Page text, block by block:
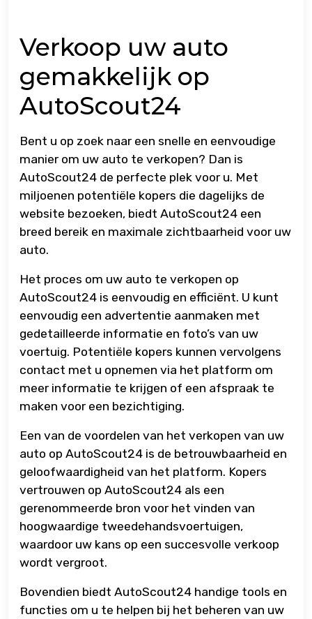
Verkoop uw auto
gemakkelijk op
AutoScout24
Bent u op zoek naar een snelle en eenvoudige
manier om uw auto te verkopen? Dan is
AutoScout24 de perfecte plek voor u. Met
miljoenen potentiële kopers die dagelijks de
website bezoeken, biedt AutoScout24 een
breed bereik en maximale zichtbaarheid voor uw
auto.
Het proces om uw auto te verkopen op
AutoScout24 is eenvoudig en efficiënt. U kunt
eenvoudig een advertentie aanmaken met
gedetailleerde informatie en foto’s van uw
voertuig. Potentiële kopers kunnen vervolgens
contact met u opnemen via het platform om
meer informatie te krijgen of een afspraak te
maken voor een bezichtiging.
Een van de voordelen van het verkopen van uw
auto op AutoScout24 is de betrouwbaarheid en
geloofwaardigheid van het platform. Kopers
vertrouwen op AutoScout24 als een
gerenommeerde bron voor het vinden van
hoogwaardige tweedehandsvoertuigen,
waardoor uw kans op een succesvolle verkoop
wordt vergroot.
Bovendien biedt AutoScout24 handige tools en
functies om u te helpen bij het beheren van uw